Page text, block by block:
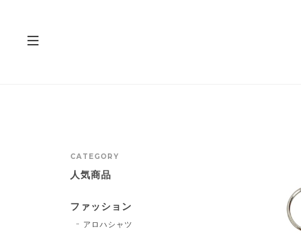
CATEGORY
人気商品
ファッション
アロハシャツ